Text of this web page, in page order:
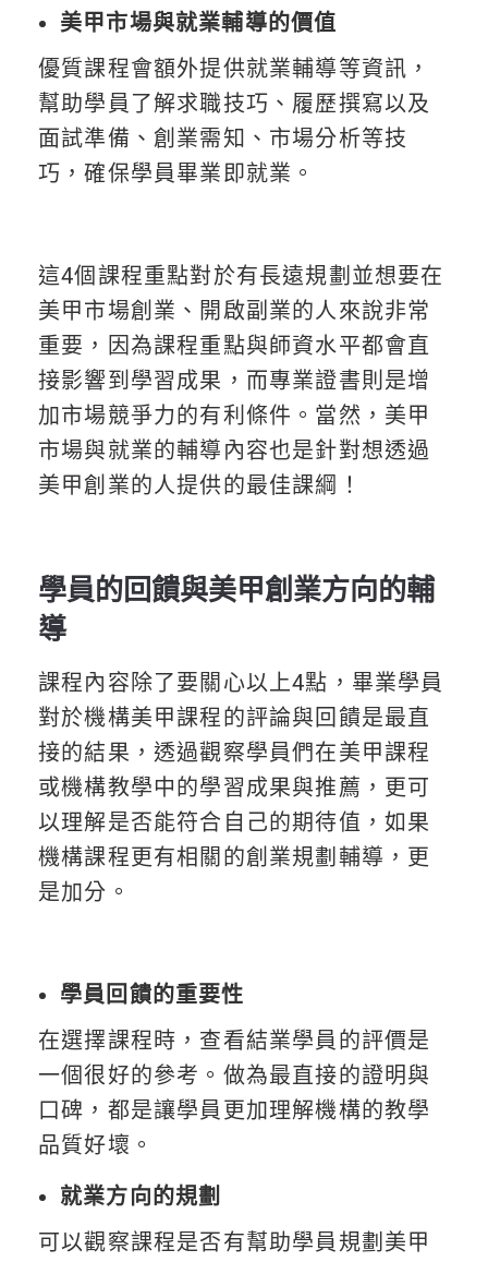
美甲市場與就業輔導的價值
優質課程會額外提供就業輔導等資訊，
幫助學員了解求職技巧、履歷撰寫以及
面試準備、創業需知、市場分析等技
巧，確保學員畢業即就業。
這4個課程重點對於有長遠規劃並想要在
美甲市場創業、開啟副業的人來說非常
重要，因為課程重點與師資水平都會直
接影響到學習成果，而專業證書則是增
加市場競爭力的有利條件。當然，美甲
市場與就業的輔導內容也是針對想透過
美甲創業的人提供的最佳課綱！
學員的回饋與美甲創業方向的輔
導
課程內容除了要關心以上4點，畢業學員
對於機構美甲課程的評論與回饋是最直
接的結果，透過觀察學員們在美甲課程
或機構教學中的學習成果與推薦，更可
以理解是否能符合自己的期待值，如果
機構課程更有相關的創業規劃輔導，更
是加分。
學員回饋的重要性
在選擇課程時，查看結業學員的評價是
一個很好的參考。做為最直接的證明與
口碑，都是讓學員更加理解機構的教學
品質好壞。
就業方向的規劃
可以觀察課程是否有幫助學員規劃美甲